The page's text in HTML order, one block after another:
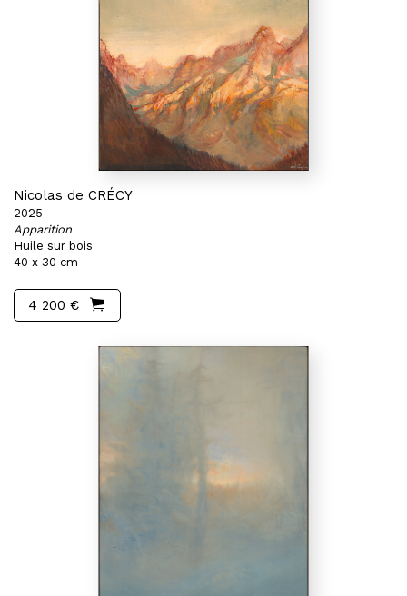
Nicolas de CRÉCY
2025
Apparition
Huile sur bois
40 x 30 cm
4 200 €